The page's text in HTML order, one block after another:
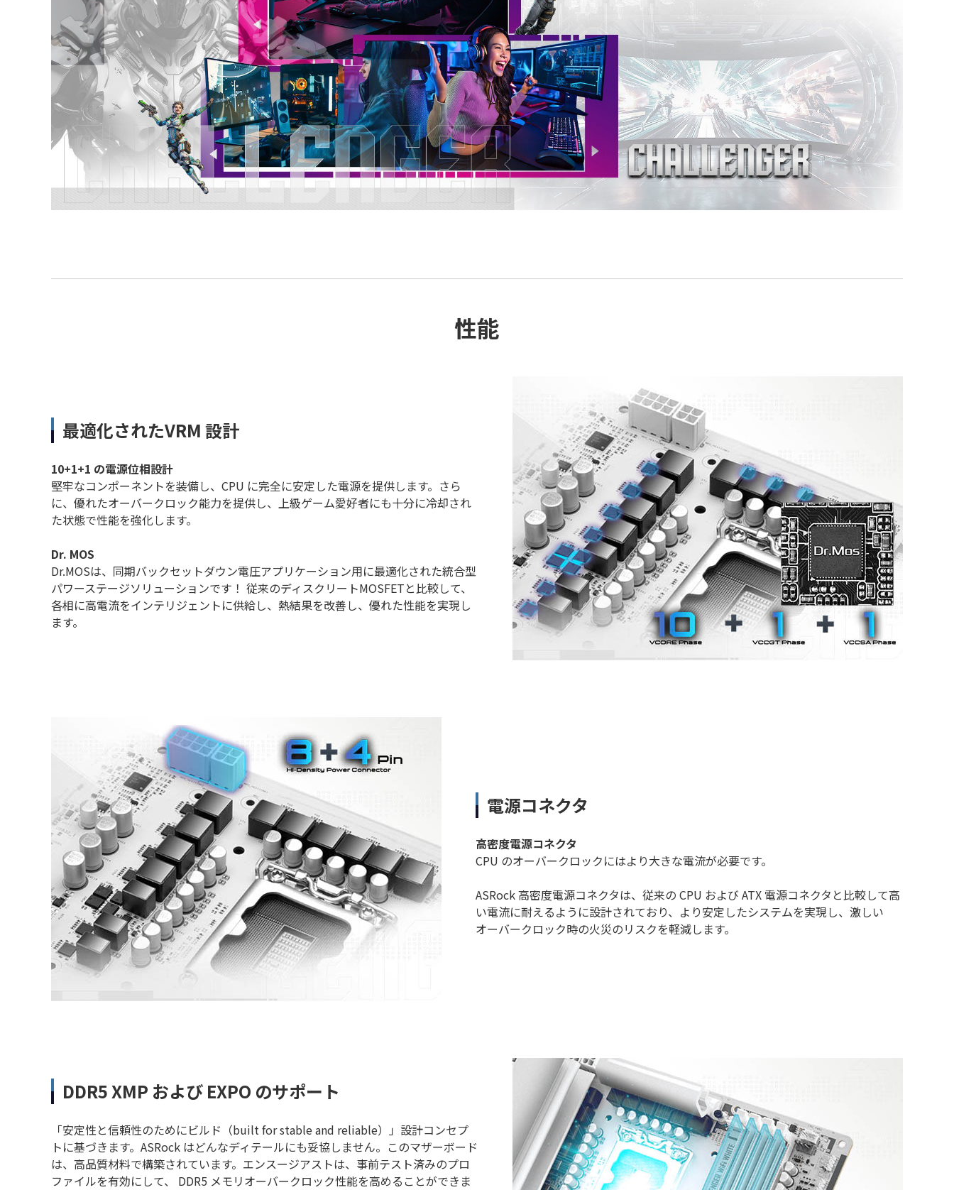
性能
最適化されたVRM 設計
10+1+1 の電源位相設計
堅牢なコンポーネントを装備し、CPU に完全に安定した電源を提供します。さら
に、優れたオーバークロック能力を提供し、上級ゲーム愛好者にも十分に冷却され
た状態で性能を強化します。
Dr. MOS
Dr.MOSは、同期バックセットダウン電圧アプリケーション用に最適化された統合型
パワーステージソリューションです！ 従来のディスクリートMOSFETと比較して、
各相に高電流をインテリジェントに供給し、熱結果を改善し、優れた性能を実現し
ます。
電源コネクタ
高密度電源コネクタ
CPU のオーバークロックにはより大きな電流が必要です。
ASRock 高密度電源コネクタは、従来の CPU および ATX 電源コネクタと比較して高
い電流に耐えるように設計されており、より安定したシステムを実現し、激しい
オーバークロック時の火災のリスクを軽減します。
DDR5 XMP および EXPO のサポート
「安定性と信頼性のためにビルド（built for stable and reliable）」設計コンセプ
トに基づきます。ASRock はどんなディテールにも妥協しません。このマザーボード
は、高品質材料で構築されています。エンスージアストは、事前テスト済みのプロ
ファイルを有効にして、 DDR5 メモリオーバークロック性能を高めることができま